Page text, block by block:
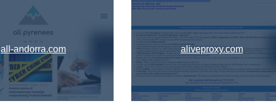
all-andorra.com aliveproxy.com